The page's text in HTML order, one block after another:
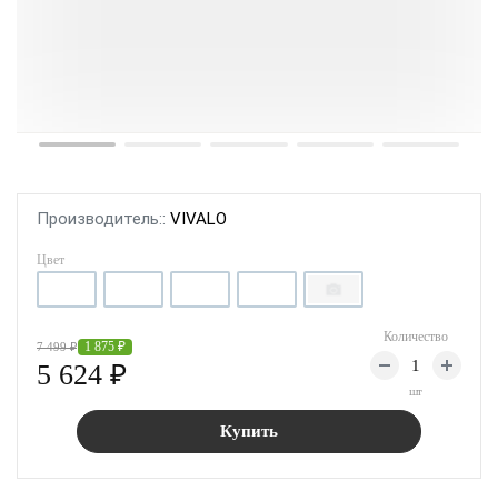
Производитель:: VIVALO
Цвет
7 499 ₽ 1 875 ₽
5 624 ₽
Количество
шт
Купить